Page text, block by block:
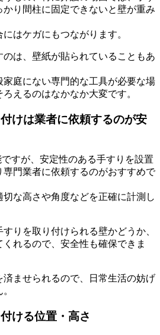
かり間柱に固定できないと壁が重み
はケガにもつながります。
のは、壁紙が貼られていることもあ
家庭にない専門的な工具が必要な場
えるのはなかなか大変です。
けは業者に依頼するのが安
すが、安定性のある手すりを設置
専門業者に依頼するのがおすすめで
な高さや角度などを正確に計測し
りを取り付けられる壁かどうか、
れるので、安全性も確保できま
ませられるので、日常生活の妨げ
ける位置・高さ